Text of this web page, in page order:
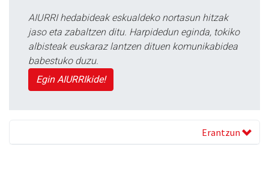
AIURRI hedabideak eskualdeko nortasun hitzak
jaso eta zabaltzen ditu. Harpidedun eginda, tokiko
albisteak euskaraz lantzen dituen komunikabidea
babestuko duzu.
Egin AIURRIkide!
Erantzun